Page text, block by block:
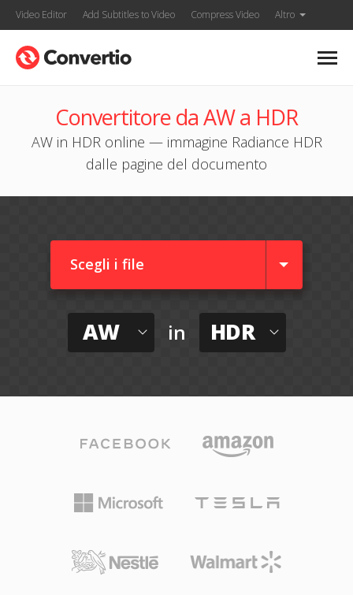
Video Editor Add Subtitles to Video Compress Video Altro
Convertitore da AW a HDR
AW in HDR online — immagine Radiance HDR
dalle pagine del documento
Scegli i file
AW in HDR